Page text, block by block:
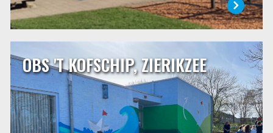
OBS 'T KOFSCHIP, ZIERIKZEE
OBS 'T KOFSCHIP, ZIERIKZEE
’t Kofschip geeft kinderen de ruimte, ruimte om te groeien
en te ontwikkelen. Die ruimte willen wij zeker bieden aan
onze leerlingen, maar daarnaast ook aan onszelf. Onze
school is de plek waar iedereen leert. De basisschool is een
belangrijke tijd uit het leven van kinderen, maar ook van
hun ouders.